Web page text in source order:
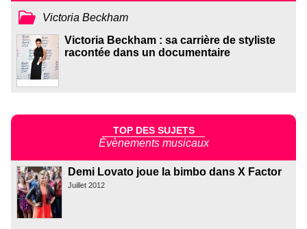
Victoria Beckham
Victoria Beckham : sa carrière de styliste
racontée dans un documentaire
TOP DES SUJETS
Évènements musicaux
Demi Lovato joue la bimbo dans X Factor
Juillet 2012